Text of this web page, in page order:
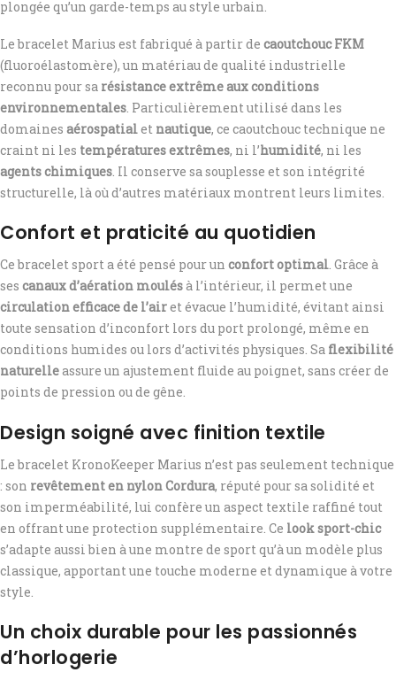
plongée qu’un garde-temps au style urbain.
Le bracelet Marius est fabriqué à partir de caoutchouc FKM
(fluoroélastomère), un matériau de qualité industrielle
reconnu pour sa résistance extrême aux conditions
environnementales . Particulièrement utilisé dans les
domaines aérospatialet nautique, ce caoutchouc technique ne
craint ni les températures extrêmes, ni l’humidité, ni les
agents chimiques . Il conserve sa souplesse et son intégrité
structurelle, là où d’autres matériaux montrent leurs limites.
Confort et praticité au quotidien
Ce bracelet sport a été pensé pour un confort optimal. Grâce à
ses canaux d’aération moulésà l’intérieur, il permet une
circulation efficace de l’airet évacue l’humidité, évitant ainsi
toute sensation d’inconfort lors du port prolongé, même en
conditions humides ou lors d’activités physiques. Sa flexibilité
naturelleassure un ajustement fluide au poignet, sans créer de
points de pression ou de gêne.
Design soigné avec finition textile
Le bracelet KronoKeeper Marius n’est pas seulement technique
: son revêtement en nylon Cordura, réputé pour sa solidité et
son imperméabilité, lui confère un aspect textile raffiné tout
en offrant une protection supplémentaire. Ce look sport-chic
s’adapte aussi bien à une montre de sport qu’à un modèle plus
classique, apportant une touche moderne et dynamique à votre
style.
Un choix durable pour les passionnés
d’horlogerie